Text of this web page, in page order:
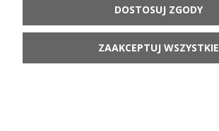
DOSTOSUJ ZGODY
ZAAKCEPTUJ WSZYSTKIE